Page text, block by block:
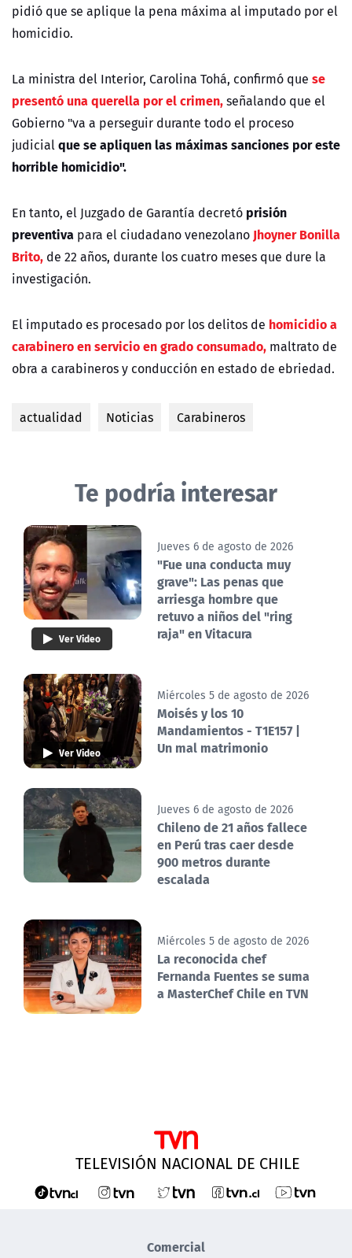
pidió que se aplique la pena máxima al imputado por el
homicidio.
La ministra del Interior, Carolina Tohá, confirmó que se
presentó una querella por el crimen,señalando que el
Gobierno "va a perseguir durante todo el proceso
judicialque se apliquen las máximas sanciones por este
horrible homicidio".
En tanto, el Juzgado de Garantía decretó prisión
preventiva para el ciudadano venezolanoJhoyner Bonilla
Brito, de 22 años, durante los cuatro meses que dure la
investigación.
El imputado es procesado por los delitos de homicidio a
carabinero en servicio en grado consumado, maltrato de
obra a carabineros y conducción en estado de ebriedad.
actualidad Noticias Carabineros
Te podría interesar
Ver Video
Jueves 6 de agosto de 2026
"Fue una conducta muy
grave": Las penas que
arriesga hombre que
retuvo a niños del "ring
raja" en Vitacura
Ver Video
Miércoles 5 de agosto de 2026
Moisés y los 10
Mandamientos - T1E157 |
Un mal matrimonio
Jueves 6 de agosto de 2026
Chileno de 21 años fallece
en Perú tras caer desde
900 metros durante
escalada
Miércoles 5 de agosto de 2026
La reconocida chef
Fernanda Fuentes se suma
a MasterChef Chile en TVN
TELEVISIÓN NACIONAL DE CHILE
Comercial